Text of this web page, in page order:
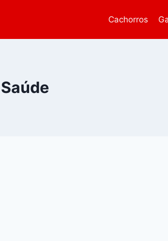
Cachorros
Saúde